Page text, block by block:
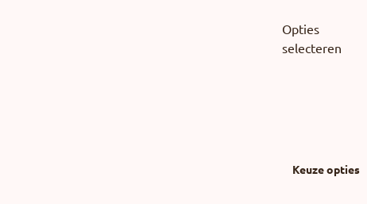
Opties
selecteren
Keuze opties